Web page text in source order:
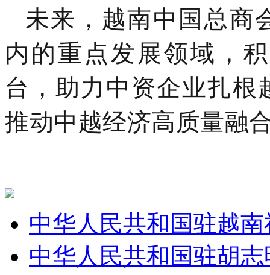
未来，越南中国总商
内的重点发展领域，
台，助力中资企业扎
推动中越经济高质量融
中华人民共和国驻越
中华人民共和国驻胡